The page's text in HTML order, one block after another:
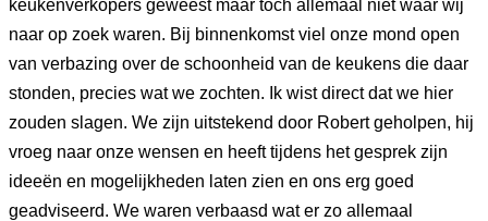
keukenverkopers geweest maar toch allemaal niet waar wij
naar op zoek waren. Bij binnenkomst viel onze mond open
van verbazing over de schoonheid van de keukens die daar
stonden, precies wat we zochten. Ik wist direct dat we hier
zouden slagen. We zijn uitstekend door Robert geholpen, hij
vroeg naar onze wensen en heeft tijdens het gesprek zijn
ideeën en mogelijkheden laten zien en ons erg goed
geadviseerd. We waren verbaasd wat er zo allemaal